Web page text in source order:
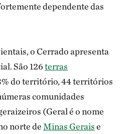
dependente das
o Cerrado apresenta
São 126terras
do território, 44 territórios
comunidades
(Geral é o nome
norte deMinas Geraise